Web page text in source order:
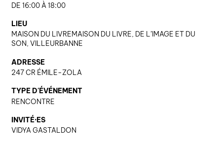
DE 16:00 À 18:00
LIEU
MAISON DU LIVREMAISON DU LIVRE, DE L’IMAGE ET DU
SON, VILLEURBANNE
ADRESSE
247 CR ÉMILE-ZOLA
TYPE D'ÉVÉNEMENT
RENCONTRE
INVITÉ·ES
VIDYA GASTALDON